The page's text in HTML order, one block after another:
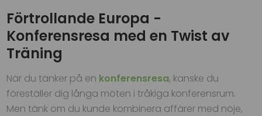
Förtrollande Europa -
Konferensresa med en Twist av
Träning
När du tänker på en konferensresa, kanske du
föreställer dig långa möten i tråkiga konferensrum.
Men tänk om du kunde kombinera affärer med nöje,